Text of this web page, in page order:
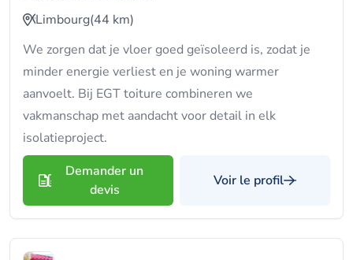
Limbourg(44 km)
We zorgen dat je vloer goed geïsoleerd is, zodat je
minder energie verliest en je woning warmer
aanvoelt. Bij EGT toiture combineren we
vakmanschap met aandacht voor detail in elk
isolatieproject.
Demander un
devis
Voir le profil